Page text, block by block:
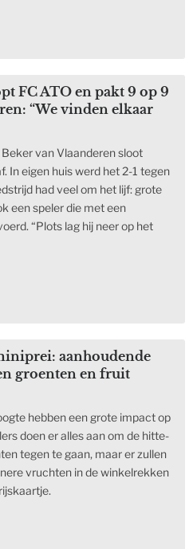
FC ATO en pakt 9 op 9
“We vinden elkaar
van Vlaanderen sloot
In eigen huis werd het 2-1 tegen
had veel om het lijf: grote
een speler die met een
“Plots lag hij neer op het
aanhoudende
groenten en fruit
hebben een grote impact op
doen er alles aan om de hitte-
tegen te gaan, maar er zullen
vruchten in de winkelrekken